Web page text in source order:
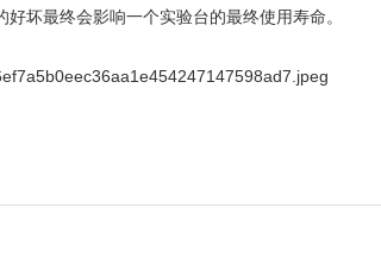
坏最终会影响一个实验台的最终使用寿命。